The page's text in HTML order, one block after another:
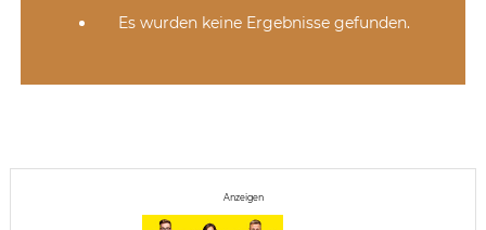
Es wurden keine Ergebnisse gefunden.
Anzeigen